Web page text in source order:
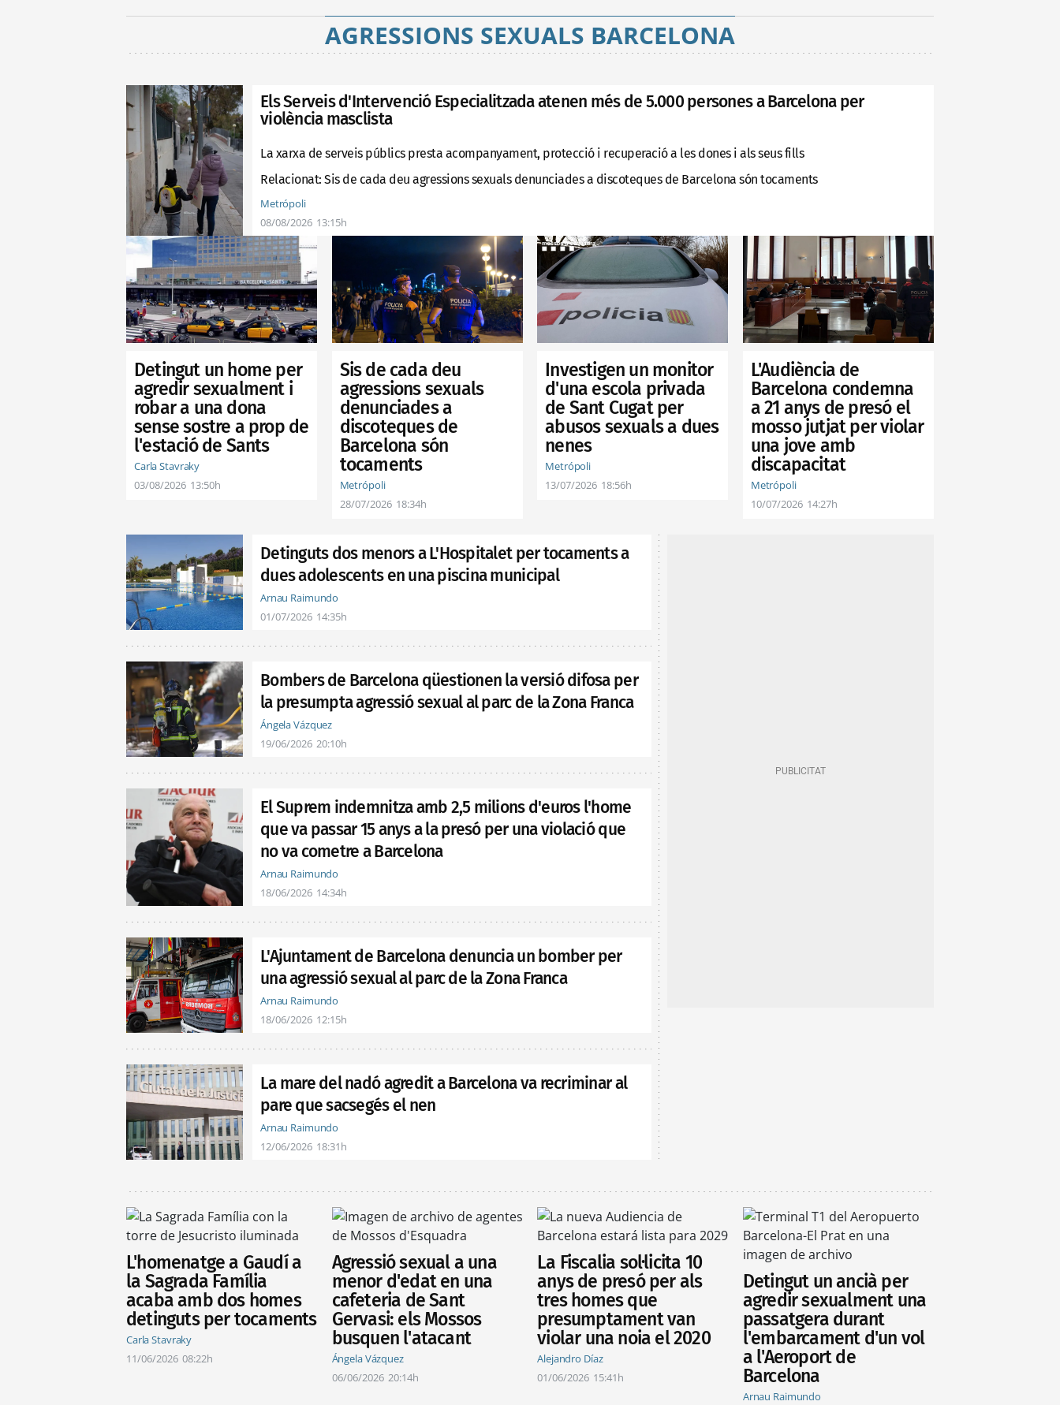
AGRESSIONS SEXUALS BARCELONA
Els Serveis d'Intervenció Especialitzada atenen més de 5.000 persones a Barcelona per
violència masclista
La xarxa de serveis públics presta acompanyament, protecció i recuperació a les dones i als seus fills
Relacionat: Sis de cada deu agressions sexuals denunciades a discoteques de Barcelona són tocaments
Metrópoli
08/08/2026 13:15h
Detingut un home per
agredir sexualment i
robar a una dona
sense sostre a prop de
l'estació de Sants
Carla Stavraky
03/08/2026 13:50h
Sis de cada deu
agressions sexuals
denunciades a
discoteques de
Barcelona són
tocaments
Metrópoli
28/07/2026 18:34h
Investigen un monitor
d'una escola privada
de Sant Cugat per
abusos sexuals a dues
nenes
Metrópoli
13/07/2026 18:56h
L'Audiència de
Barcelona condemna
a 21 anys de presó el
mosso jutjat per violar
una jove amb
discapacitat
Metrópoli
10/07/2026 14:27h
Detinguts dos menors a L'Hospitalet per tocaments a
dues adolescents en una piscina municipal
Arnau Raimundo
01/07/2026 14:35h
Bombers de Barcelona qüestionen la versió difosa per
la presumpta agressió sexual al parc de la Zona Franca
Ángela Vázquez
19/06/2026 20:10h
El Suprem indemnitza amb 2,5 milions d'euros l'home
que va passar 15 anys a la presó per una violació que
no va cometre a Barcelona
Arnau Raimundo
18/06/2026 14:34h
L'Ajuntament de Barcelona denuncia un bomber per
una agressió sexual al parc de la Zona Franca
Arnau Raimundo
18/06/2026 12:15h
La mare del nadó agredit a Barcelona va recriminar al
pare que sacsegés el nen
Arnau Raimundo
12/06/2026 18:31h
L'homenatge a Gaudí a
la Sagrada Família
acaba amb dos homes
detinguts per tocaments
Carla Stavraky
11/06/2026 08:22h
Agressió sexual a una
menor d'edat en una
cafeteria de Sant
Gervasi: els Mossos
busquen l'atacant
Ángela Vázquez
06/06/2026 20:14h
La Fiscalia sol·licita 10
anys de presó per als
tres homes que
presumptament van
violar una noia el 2020
Alejandro Díaz
01/06/2026 15:41h
Detingut un ancià per
agredir sexualment una
passatgera durant
l'embarcament d'un vol
a l'Aeroport de
Barcelona
Arnau Raimundo